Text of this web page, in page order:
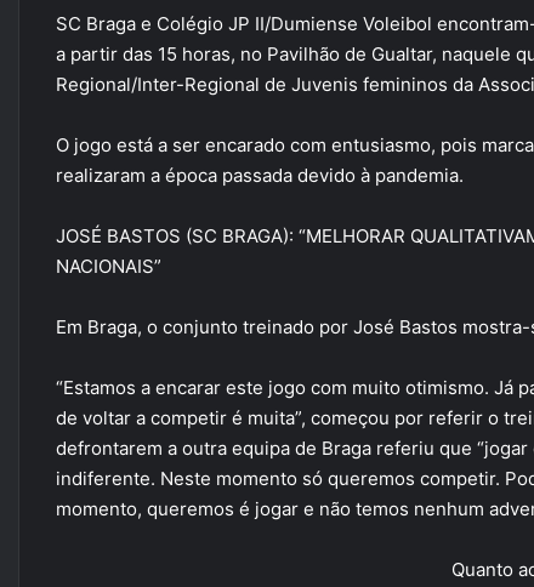
SC Braga e Colégio JP II/Dumiense Voleibol
a partir das 15 horas, no Pavilhão de Gualtar, naquele
Regional/Inter-Regional de Juvenis femininos da
O jogo está a ser encarado com entusiasmo, pois
realizaram a época passada devido à pandemia.
JOSÉ BASTOS (SC BRAGA): “MELHORAR
NACIONAIS”
Em Braga, o conjunto treinado por José Bastos
“Estamos a encarar este jogo com muito otimismo. Já
de voltar a competir é muita”, começou por referir o
defrontarem a outra equipa de Braga referiu que
indiferente. Neste momento só queremos competir.
momento, queremos é jogar e não temos nenhum
Quanto